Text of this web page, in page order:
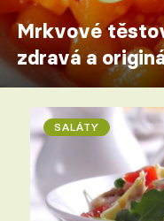
Mrkvové
zdravá a
SALÁTY